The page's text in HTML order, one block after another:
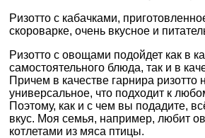
Ризотто с кабачками,
скороварке, очень вкусное и
Ризотто с овощами подойдет как в
самостоятельного блюда, так и в
Причем в качестве гарнира ризотто
универсальное, что подходит к
Поэтому, как и с чем вы подадите,
вкус. Моя семья, например, любит
котлетами из мяса птицы.